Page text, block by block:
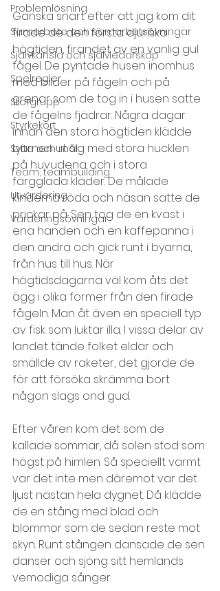
Problemlösning
Samarbete och samarbetsövningar
Självkänsla och självledarskap
Spelregler
Storgrupp
Styrkekort
Syfte och mål
Team, teambuilding
Utvärdering
Värderingsövningar
Ganska snart efter att jag kom dit
firade de den första djuriska
högtiden, firandet av en vanlig gul
fågel. De pyntade husen inomhus
med bilder på fågeln och på
grenar som de tog in i husen satte
de fågelns fjädrar. Några dagar
innan den stora högtiden klädde
barnen ut sig med stora hucklen
på huvudena och i stora
färgglada kläder. De målade
kinderna röda och näsan satte de
prickar på. Sen tog de en kvast i
ena handen och en kaffepanna i
den andra och gick runt i byarna,
från hus till hus. När
högtidsdagarna väl kom åts det
ägg i olika former från den firade
fågeln. Man åt även en speciell typ
av fisk som luktar illa. I vissa delar av
landet tände folket eldar och
smällde av raketer, det gjorde de
för att försöka skrämma bort
någon slags ond gud.
Efter våren kom det som de
kallade sommar, då solen stod som
högst på himlen. Så speciellt varmt
var det inte men däremot var det
ljust nästan hela dygnet. Då klädde
de en stång med blad och
blommor som de sedan reste mot
skyn. Runt stången dansade de sen
danser och sjöng sitt hemlands
vemodiga sånger.